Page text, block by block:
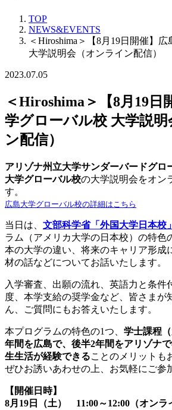
TOP
NEWS&EVENTS
＜Hiroshima＞【8月19日開催】
大学説明会（オンライン配信）
2023.07.05
＜Hiroshima＞【8月19日
学グローバル校 大学説明
ン配信）
アリゾナ州立大学サンダーバードグロ
大学グローバル校の大学説明会をオン
す。
広島大学グローバル校の詳細はこちら
当日は、 文部科学省「外国大学日本校
ラム（アメリカ大学の日本校）の特色
本の大学の違い、将来のキャリア形成
材の話などについてお話いたします。
入学審査、出願の流れ、英語力と条件
度、本学支給の奨学金など、皆さまが
ん、ご質問にもお答えいたします。
本プログラムの特色の1つ、 学士課程
年間を広島で、後半2年間をアリゾナ
生生活が経験できることのメリットも
ぜひお誘いあわせの上、お気軽にご参
【開催日時】
8月19日（土） 11:00～12:00（オンラ